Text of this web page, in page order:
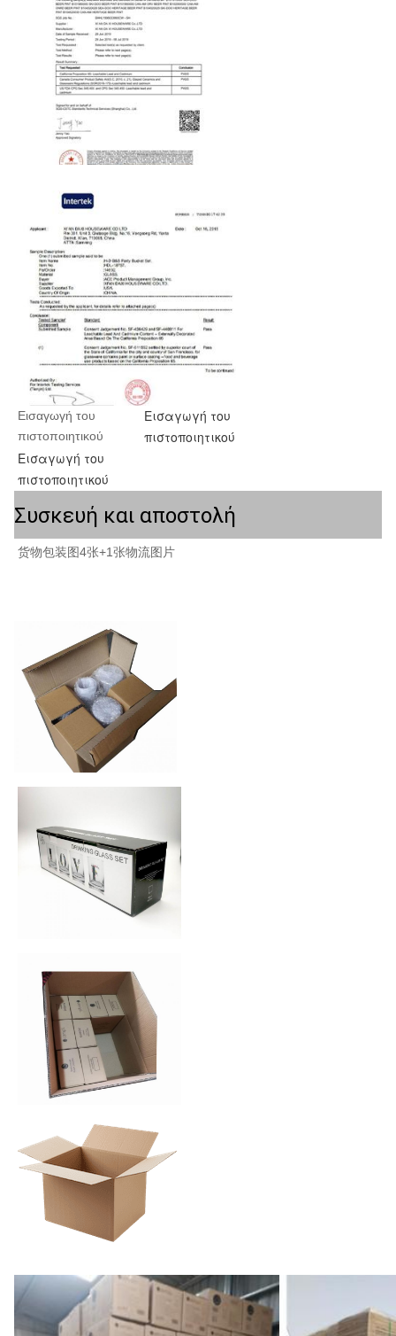
Εισαγωγή του
πιστοποιητικού
Εισαγωγή του
πιστοποιητικού
Εισαγωγή του
πιστοποιητικού
Συσκευή και αποστολή
货物包装图4张+1张物流图片